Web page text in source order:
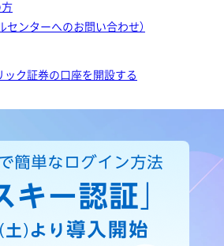
センターへのお問い合わせ）
ック証券の口座を開設する